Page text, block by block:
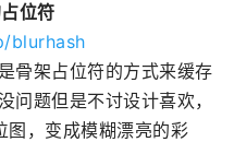
位符
blurhash
骨架占位符的方式来缓存
问题但是不讨设计喜欢，
，变成模糊漂亮的彩